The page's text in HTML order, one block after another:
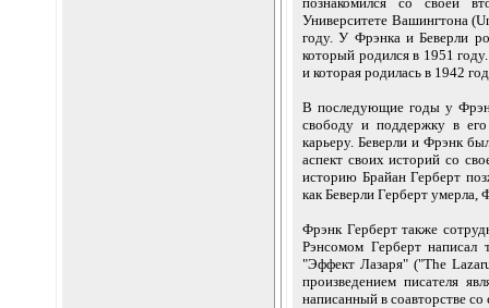
Университете Вашингтона
году. У Фрэнка и Беверли
который родился в 1951
и которая родилась в 1942
В последующие годы у
свободу и поддержку в его
карьеру. Беверли и Фрэнк
аспект своих историй со
историю Брайан Герберт
как Беверли Герберт умерла,
Фрэнк Герберт также
Рэнсомом Герберт
"Эффект Лазаря" ("The
произведением писателя
написанный в соавторстве